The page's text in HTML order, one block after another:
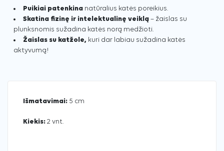
Puikiai patenkina natūralius katės poreikius.
Skatina fizinę ir intelektualinę veiklą – žaislas su
plunksnomis sužadina katės norą medžioti.
Žaislas su katžole, kuri dar labiau sužadina katės
aktyvumą!
Išmatavimai: 5 cm
Kiekis: 2 vnt.